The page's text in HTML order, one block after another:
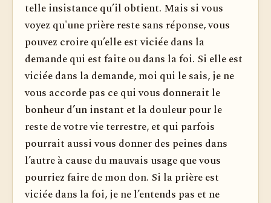
telle insistance qu’il obtient. Mais si vous
voyez qu'une prière reste sans réponse, vous
pouvez croire qu’elle est viciée dans la
demande qui est faite ou dans la foi. Si elle est
viciée dans la demande, moi qui le sais, je ne
vous accorde pas ce qui vous donnerait le
bonheur d’un instant et la douleur pour le
reste de votre vie terrestre, et qui parfois
pourrait aussi vous donner des peines dans
l’autre à cause du mauvais usage que vous
pourriez faire de mon don. Si la prière est
viciée dans la foi, je ne l’entends pas et ne